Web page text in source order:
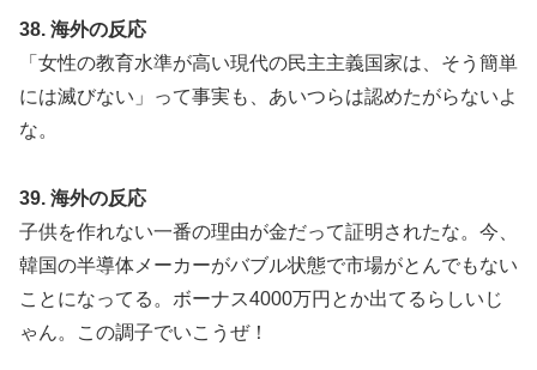
38. 海外の反応
「女性の教育水準が高い現代の民主主義国家は、そう簡単
には滅びない」って事実も、あいつらは認めたがらないよ
な。
39. 海外の反応
子供を作れない一番の理由が金だって証明されたな。今、
韓国の半導体メーカーがバブル状態で市場がとんでもない
ことになってる。ボーナス4000万円とか出てるらしいじ
ゃん。この調子でいこうぜ！